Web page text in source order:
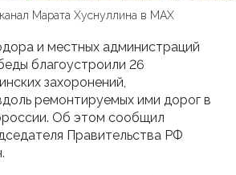
Марата Хуснуллина в МАХ
и местных администраций
благоустроили 26
захоронений,
ремонтируемых ими дорог в
Об этом сообщил
Правительства РФ